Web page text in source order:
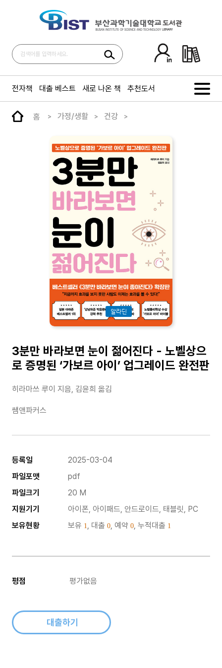
전자책 대출 베스트 새로 나온 책 추천도서
홈 가정/생활 건강
알라딘
3분만 바라보면 눈이 젊어진다 - 노벨상으
로 증명된 ‘가보르 아이’ 업그레이드 완전판
히라마쓰 루이 지음, 김윤희 옮김
쌤앤파커스
등록일
2025-03-04
파일포맷
pdf
파일크기
20 M
지원기기
아이폰, 아이패드, 안드로이드, 태블릿, PC
보유현황
보유 1 , 대출 0 , 예약 0 , 누적대출 1
평점 평가없음
대출하기